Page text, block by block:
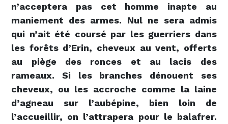
n’acceptera pas cet homme inapte au
maniement des armes. Nul ne sera admis
qui n’ait été coursé par les guerriers dans
les forêts d’Erin, cheveux au vent, offerts
au piège des ronces et au lacis des
rameaux. Si les branches dénouent ses
cheveux, ou les accroche comme la laine
d’agneau sur l’aubépine, bien loin de
l’accueillir, on l’attrapera pour le balafrer.